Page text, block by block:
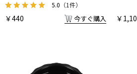
5.0 （1件）
￥440 今すぐ購入 ￥